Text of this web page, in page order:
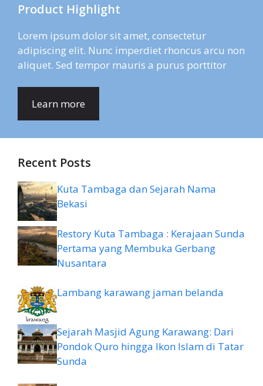
Product Highlight
Lorem ipsum dolor sit amet, consectetur
adipiscing elit. Nunc imperdiet rhoncus arcu non
aliquet. Sed tempor mauris a purus porttitor
Learn more
Recent Posts
Kuta Tambaga dan Sejarah Nama
Bekasi
Restory Kuta Tambaga : Kerajaan Sunda
Pertama yang Membuka Gerbang
Nusantara
Lambang karawang jaman belanda
Sejarah Masjid Agung Karawang: Dari
Pondok Quro hingga Ikon Islam di Tatar
Sunda